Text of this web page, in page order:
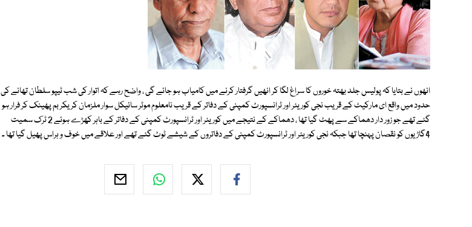
انھوں نے بتایا کہ پولیس جلد بھتہ خوروں کا سراغ لگا کر انھیں گرفتار کرنے میں کامیاب ہو جائے گی ، واضح رہے کہ اتوار کی شب ٹیپو سلطان تھانے کی
حدود میں واقع ای مارکیٹ کے قریب نجی کوریئر اور ٹرانسپورٹ کمپنی کے دفاتر کے قریب نامعلوم موٹر سائیکل سوار ملزمان کریکر بم پھینک کر فرار ہو
گئے تھے جو زور دار دھماکے سے پھٹ گیا تھا ، دھماکے کے نتیجے میں کوریئر اور ٹرانسپورٹ کمپنی کے دفاتر کے باہر کھڑے ہوئے 2 ٹرک سمیت
4گاڑیوں کو نقصان پہنچا تھا جبکہ نجی کوریئر اور ٹرانسپورٹ کمپنی کے دفاتروں کے شیشے ٹوٹ گئے تھے اور علاقے میں خوف و ہراس پھیل گیا تھا ۔